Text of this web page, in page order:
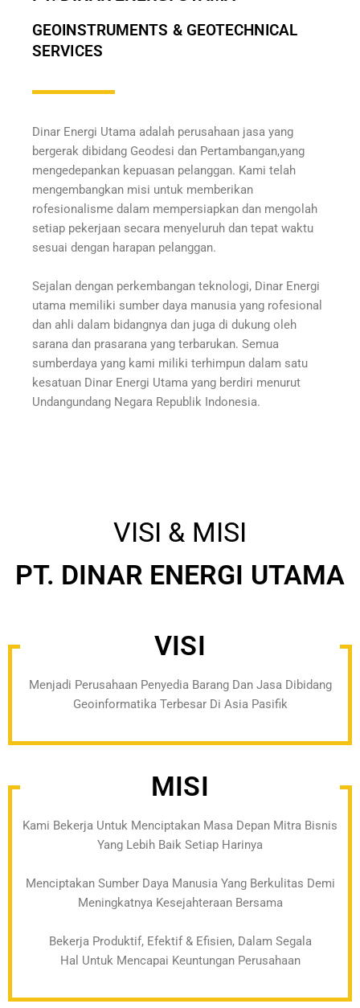
GEOINSTRUMENTS & GEOTECHNICAL
SERVICES
Dinar Energi Utama adalah perusahaan jasa yang
bergerak dibidang Geodesi dan Pertambangan,yang
mengedepankan kepuasan pelanggan. Kami telah
mengembangkan misi untuk memberikan
rofesionalisme dalam mempersiapkan dan mengolah
setiap pekerjaan secara menyeluruh dan tepat waktu
sesuai dengan harapan pelanggan.
Sejalan dengan perkembangan teknologi, Dinar Energi
utama memiliki sumber daya manusia yang rofesional
dan ahli dalam bidangnya dan juga di dukung oleh
sarana dan prasarana yang terbarukan. Semua
sumberdaya yang kami miliki terhimpun dalam satu
kesatuan Dinar Energi Utama yang berdiri menurut
Undangundang Negara Republik Indonesia.
VISI & MISI
PT. DINAR ENERGI UTAMA
VISI
Menjadi Perusahaan Penyedia Barang Dan Jasa Dibidang
Geoinformatika Terbesar Di Asia Pasifik
MISI
Kami Bekerja Untuk Menciptakan Masa Depan Mitra Bisnis
Yang Lebih Baik Setiap Harinya
Menciptakan Sumber Daya Manusia Yang Berkulitas Demi
Meningkatnya Kesejahteraan Bersama
Bekerja Produktif, Efektif & Efisien, Dalam Segala
Hal Untuk Mencapai Keuntungan Perusahaan